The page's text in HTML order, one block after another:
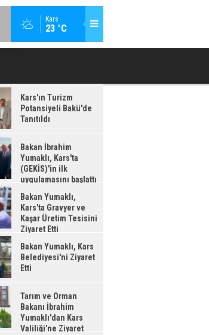
Kars
23 °C
BAKAN İBRAHIM YUMAKLI, KARS'TA (GEKİS)'IN ILK
Kars'ın Turizm
Potansiyeli Bakü'de
Tanıtıldı
Bakan İbrahim
Yumaklı, Kars'ta
(GEKİS)'in ilk
uygulamasını başlattı
Bakan Yumaklı,
Kars'ta Gravyer ve
Kaşar Üretim Tesisini
Ziyaret Etti
Bakan Yumaklı, Kars
Belediyesi'ni Ziyaret
Etti
Tarım ve Orman
Bakanı İbrahim
Yumaklı'dan Kars
Valiliği'ne Ziyaret